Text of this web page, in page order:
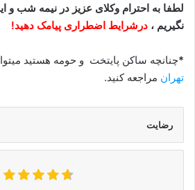
لطفا به احترام وکلای عزیز در نیمه شب و
نگیریم ، درشرایط اضطراری پیامک دهید!
*چنانچه ساکن پایتخت و حومه هستید
تهران مراجعه کنید.
رضایت